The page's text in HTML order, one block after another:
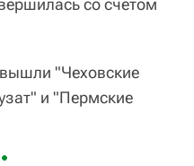
со счетом
"Чеховские
и "Пермские